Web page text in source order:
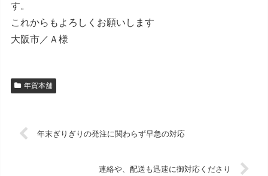
す。
これからもよろしくお願いします
大阪市／Ａ様
年賀本舗
年末ぎりぎりの発注に関わらず早急の対応
連絡や、配送も迅速に御対応くださり